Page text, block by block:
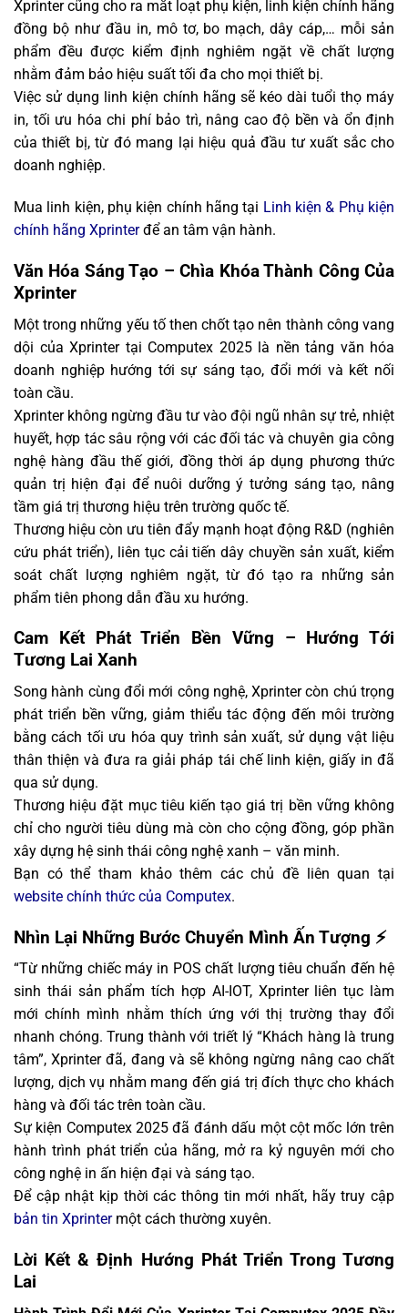
Xprinter cũng cho ra mắt loạt phụ kiện, linh kiện chính hãng
đồng bộ như đầu in, mô tơ, bo mạch, dây cáp,… mỗi sản
phẩm đều được kiểm định nghiêm ngặt về chất lượng
nhằm đảm bảo hiệu suất tối đa cho mọi thiết bị.
Việc sử dụng linh kiện chính hãng sẽ kéo dài tuổi thọ máy
in, tối ưu hóa chi phí bảo trì, nâng cao độ bền và ổn định
của thiết bị, từ đó mang lại hiệu quả đầu tư xuất sắc cho
doanh nghiệp.
Mua linh kiện, phụ kiện chính hãng tại Linh kiện & Phụ kiện
chính hãng Xprinterđể an tâm vận hành.
Văn Hóa Sáng Tạo – Chìa Khóa Thành Công Của
Xprinter ️
Một trong những yếu tố then chốt tạo nên thành công vang
dội của Xprinter tại Computex 2025 là nền tảng văn hóa
doanh nghiệp hướng tới sự sáng tạo, đổi mới và kết nối
toàn cầu.
Xprinter không ngừng đầu tư vào đội ngũ nhân sự trẻ, nhiệt
huyết, hợp tác sâu rộng với các đối tác và chuyên gia công
nghệ hàng đầu thế giới, đồng thời áp dụng phương thức
quản trị hiện đại để nuôi dưỡng ý tưởng sáng tạo, nâng
tầm giá trị thương hiệu trên trường quốc tế.
Thương hiệu còn ưu tiên đẩy mạnh hoạt động R&D (nghiên
cứu phát triển), liên tục cải tiến dây chuyền sản xuất, kiểm
soát chất lượng nghiêm ngặt, từ đó tạo ra những sản
phẩm tiên phong dẫn đầu xu hướng.
Cam Kết Phát Triển Bền Vững – Hướng Tới
Tương Lai Xanh
Song hành cùng đổi mới công nghệ, Xprinter còn chú trọng
phát triển bền vững, giảm thiểu tác động đến môi trường
bằng cách tối ưu hóa quy trình sản xuất, sử dụng vật liệu
thân thiện và đưa ra giải pháp tái chế linh kiện, giấy in đã
qua sử dụng.
Thương hiệu đặt mục tiêu kiến tạo giá trị bền vững không
chỉ cho người tiêu dùng mà còn cho cộng đồng, góp phần
xây dựng hệ sinh thái công nghệ xanh – văn minh.
Bạn có thể tham khảo thêm các chủ đề liên quan tại
website chính thức của Computex.
Nhìn Lại Những Bước Chuyển Mình Ấn Tượng ⚡
“Từ những chiếc máy in POS chất lượng tiêu chuẩn đến hệ
sinh thái sản phẩm tích hợp AI-IOT, Xprinter liên tục làm
mới chính mình nhằm thích ứng với thị trường thay đổi
nhanh chóng. Trung thành với triết lý “Khách hàng là trung
tâm”, Xprinter đã, đang và sẽ không ngừng nâng cao chất
lượng, dịch vụ nhằm mang đến giá trị đích thực cho khách
hàng và đối tác trên toàn cầu.
Sự kiện Computex 2025 đã đánh dấu một cột mốc lớn trên
hành trình phát triển của hãng, mở ra kỷ nguyên mới cho
công nghệ in ấn hiện đại và sáng tạo.
Để cập nhật kịp thời các thông tin mới nhất, hãy truy cập
bản tin Xprintermột cách thường xuyên.
Lời Kết & Định Hướng Phát Triển Trong Tương
Lai